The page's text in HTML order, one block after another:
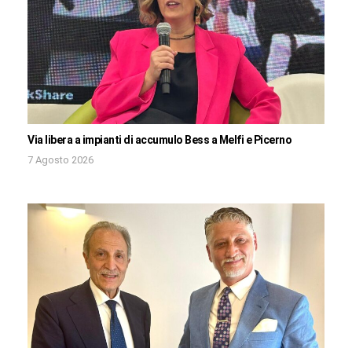
Via libera a impianti di accumulo Bess a Melfi e Picerno
7 Agosto 2026